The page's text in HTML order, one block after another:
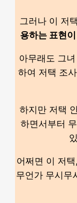
그러나 이 저
용하는 표현
아무래도 그
하여 저택 조
하지만 저택
하면서부터
어쩌면 이 저
무언가 무시무